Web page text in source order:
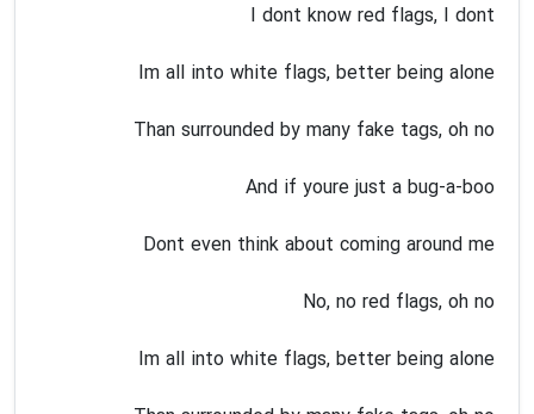
I dont know red flags, I dont
Im all into white flags, better being alone
Than surrounded by many fake tags, oh no
And if youre just a bug-a-boo
Dont even think about coming around me
No, no red flags, oh no
Im all into white flags, better being alone